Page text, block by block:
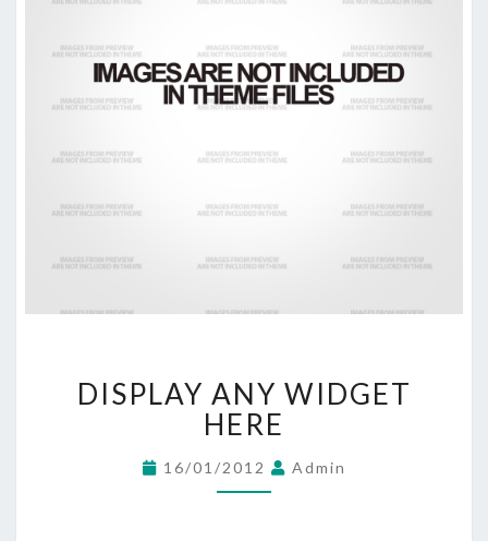
ANY
WIDGET
HERE
DISPLAY ANY WIDGET
HERE
16/01/2012 Admin